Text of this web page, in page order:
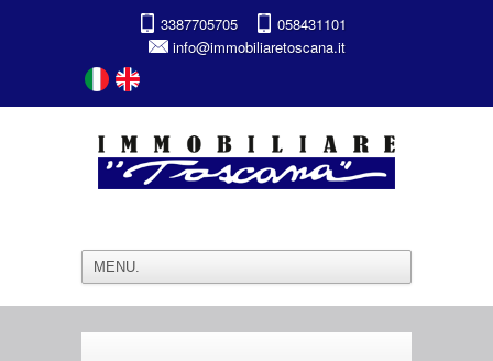
3387705705
058431101
info@immobiliaretoscana.it